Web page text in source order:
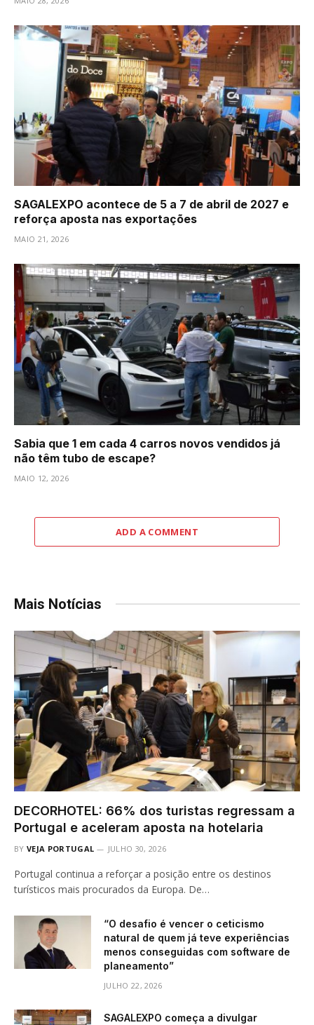
SAGALEXPO acontece de 5 a 7 de abril de 2027 e
reforça aposta nas exportações
MAIO 21, 2026
Sabia que 1 em cada 4 carros novos vendidos já
não têm tubo de escape?
MAIO 12, 2026
ADD A COMMENT
Mais Notícias
DECORHOTEL: 66% dos turistas regressam a
Portugal e aceleram aposta na hotelaria
BY VEJA PORTUGAL JULHO 30, 2026
Portugal continua a reforçar a posição entre os destinos
turísticos mais procurados da Europa. De…
“O desafio é vencer o ceticismo
natural de quem já teve experiências
menos conseguidas com software de
planeamento”
JULHO 22, 2026
SAGALEXPO começa a divulgar